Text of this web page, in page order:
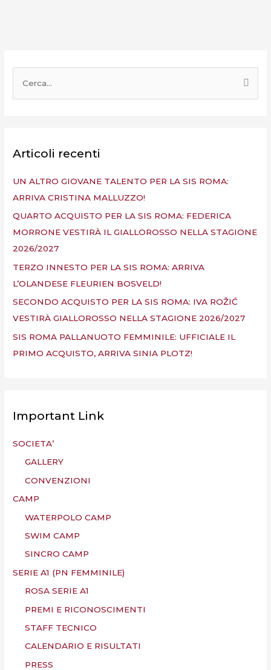
e
a
Articoli recenti
UN ALTRO GIOVANE TALENTO PER LA SIS ROMA:
ARRIVA CRISTINA MALLUZZO!
QUARTO ACQUISTO PER LA SIS ROMA: FEDERICA
MORRONE VESTIRÀ IL GIALLOROSSO NELLA STAGIONE
2026/2027
TERZO INNESTO PER LA SIS ROMA: ARRIVA
L’OLANDESE FLEURIEN BOSVELD!
SECONDO ACQUISTO PER LA SIS ROMA: IVA ROŽIĆ
VESTIRÀ GIALLOROSSO NELLA STAGIONE 2026/2027
SIS ROMA PALLANUOTO FEMMINILE: UFFICIALE IL
PRIMO ACQUISTO, ARRIVA SINIA PLOTZ!
Important Link
SOCIETA’
GALLERY
CONVENZIONI
CAMP
WATERPOLO CAMP
SWIM CAMP
SINCRO CAMP
SERIE A1 (PN FEMMINILE)
ROSA SERIE A1
PREMI E RICONOSCIMENTI
STAFF TECNICO
CALENDARIO E RISULTATI
PRESS